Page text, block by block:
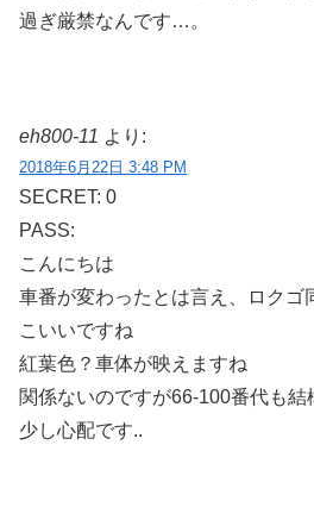
過ぎ厳禁なんです…。
eh800-11 より:
2018年6月22日 3:48 PM
SECRET: 0
PASS:
こんにちは
車番が変わったとは言え、ロクゴ
こいいですね
紅葉色？車体が映えますね
関係ないのですが66-100番代も結
少し心配です..